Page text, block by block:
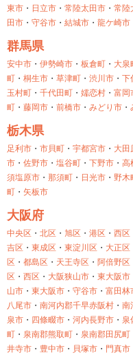
東市 ・ 日立市 ・ 常陸太田市 ・ 常陸
田市 ・ 守谷市 ・ 結城市 ・ 龍ケ崎市
群馬県
安中市 ・ 伊勢崎市 ・ 板倉町 ・ 大泉
町 ・ 桐生市 ・ 草津町 ・ 渋川市 ・ 下
玉村町 ・ 千代田町 ・ 嬬恋村 ・ 富岡
町 ・ 藤岡市 ・ 前橋市 ・ みどり市 ・
栃木県
足利市 ・ 市貝町 ・ 宇都宮市 ・ 大田
市 ・ 佐野市 ・ 塩谷町 ・ 下野市 ・ 高
須塩原市 ・ 那須町 ・ 日光市 ・ 野木
町 ・ 矢板市
大阪府
中央区 ・ 北区 ・ 旭区 ・ 港区 ・ 西区
吉区 ・ 東成区 ・ 東淀川区 ・ 大正区
区 ・ 都島区 ・ 天王寺区 ・ 阿倍野区
区 ・ 西区 ・ 大阪狭山市 ・ 東大阪市
山市 ・ 東大阪市 ・ 守谷市 ・ 富田林
八尾市 ・ 南河内郡千早赤阪村 ・ 南
泉市 ・ 四條畷市 ・ 河内長野市 ・ 泉
町 ・ 泉南郡熊取町 ・ 泉南郡田尻町
井寺市 ・ 豊中市 ・ 貝塚市 ・ 門真市